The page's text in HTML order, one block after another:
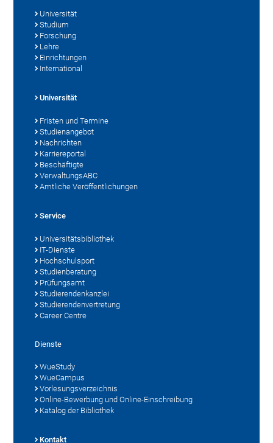
Universität
Studium
Forschung
Lehre
Einrichtungen
International
Universität
Fristen und Termine
Studienangebot
Nachrichten
Karriereportal
Beschäftigte
VerwaltungsABC
Amtliche Veröffentlichungen
Service
Universitätsbibliothek
IT-Dienste
Hochschulsport
Studienberatung
Prüfungsamt
Studierendenkanzlei
Studierendenvertretung
Career Centre
Dienste
WueStudy
WueCampus
Vorlesungsverzeichnis
Online-Bewerbung und Online-Einschreibung
Katalog der Bibliothek
Kontakt